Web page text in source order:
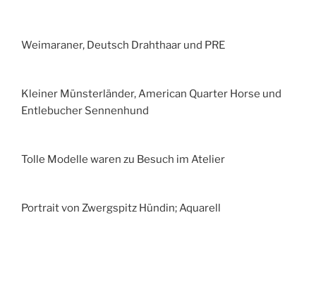
Weimaraner, Deutsch Drahthaar und PRE
Kleiner Münsterländer, American Quarter Horse und
Entlebucher Sennenhund
Tolle Modelle waren zu Besuch im Atelier
Portrait von Zwergspitz Hündin; Aquarell